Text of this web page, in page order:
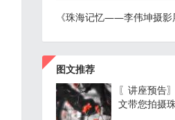
《珠海记忆——李伟坤摄影
图文推荐
〖讲座预告
文带您拍摄